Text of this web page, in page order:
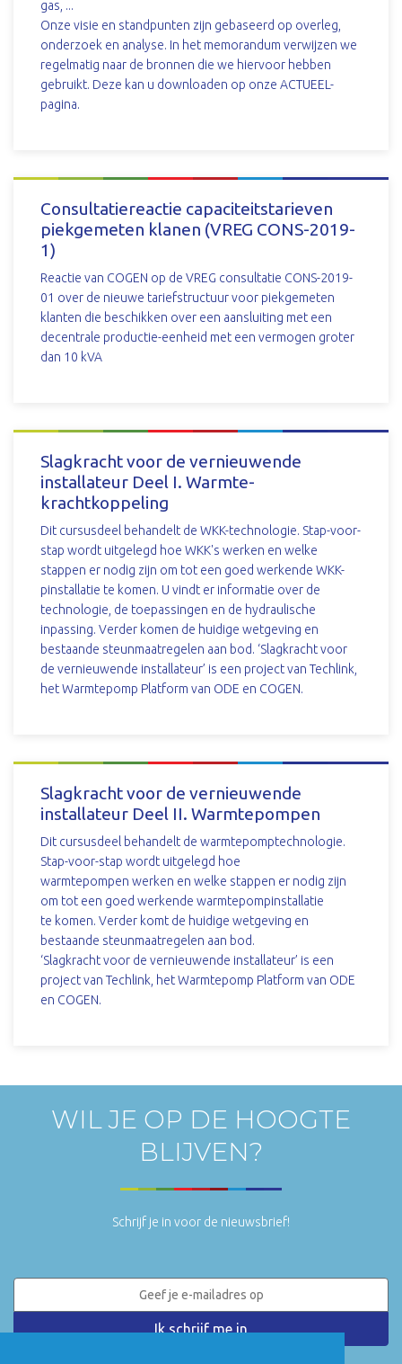
gas, ...
Onze visie en standpunten zijn gebaseerd op overleg,
onderzoek en analyse. In het memorandum verwijzen we
regelmatig naar de bronnen die we hiervoor hebben
gebruikt. Deze kan u downloaden op onze ACTUEEL-
pagina.
DOWNLOAD
Consultatiereactie capaciteitstarieven
piekgemeten klanen (VREG CONS-2019-
1)
Reactie van COGEN op de VREG consultatie CONS-2019-
01 over de nieuwe tariefstructuur voor piekgemeten
klanten die beschikken over een aansluiting met een
decentrale productie-eenheid met een vermogen groter
dan 10 kVA
DOWNLOAD
Slagkracht voor de vernieuwende
installateur Deel I. Warmte-
krachtkoppeling
Dit cursusdeel behandelt de WKK-technologie. Stap-voor-
stap wordt uitgelegd hoe WKK's werken en welke
stappen er nodig zijn om tot een goed werkende WKK-
pinstallatie te komen. U vindt er informatie over de
technologie, de toepassingen en de hydraulische
inpassing. Verder komen de huidige wetgeving en
bestaande steunmaatregelen aan bod. ‘Slagkracht voor
de vernieuwende installateur’ is een project van Techlink,
het Warmtepomp Platform van ODE en COGEN.
DOWNLOAD
Slagkracht voor de vernieuwende
installateur Deel II. Warmtepompen
Dit cursusdeel behandelt de warmtepomptechnologie.
Stap-voor-stap wordt uitgelegd hoe
warmtepompen werken en welke stappen er nodig zijn
om tot een goed werkende warmtepompinstallatie
te komen. Verder komt de huidige wetgeving en
bestaande steunmaatregelen aan bod.
‘Slagkracht voor de vernieuwende installateur’ is een
project van Techlink, het Warmtepomp Platform van ODE
en COGEN.
WIL JE OP DE HOOGTE
BLIJVEN?
Schrijf je in voor de nieuwsbrief!